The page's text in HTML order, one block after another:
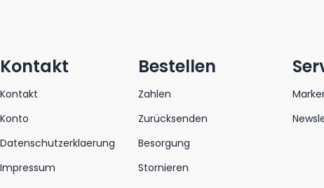
Kontakt
Kontakt
Konto
Datenschutzerklaerung
Impressum
Bestellen
Zahlen
Zurücksenden
Besorgung
Stornieren